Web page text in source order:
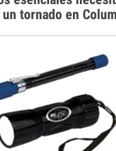
tornado en